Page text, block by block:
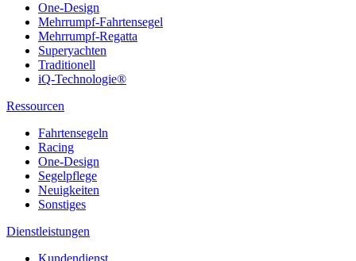
One-Design
Mehrrumpf-Fahrtensegel
Mehrrumpf-Regatta
Superyachten
Traditionell
iQ-Technologie®
Ressourcen
Fahrtensegeln
Racing
One-Design
Segelpflege
Neuigkeiten
Sonstiges
Dienstleistungen